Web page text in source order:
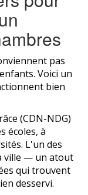
pas
Voici un
bien
(CDN-NDG)
écoles, à
L'un des
ville — un atout
qui trouvent
desservi.